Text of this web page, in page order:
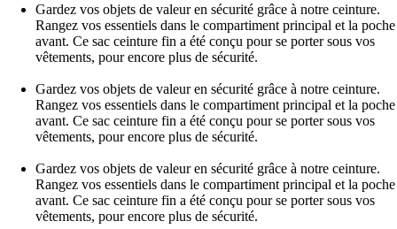
Gardez vos objets de valeur en sécurité grâce à notre ceinture.
Rangez vos essentiels dans le compartiment principal et la poche
avant. Ce sac ceinture fin a été conçu pour se porter sous vos
vêtements, pour encore plus de sécurité.
Gardez vos objets de valeur en sécurité grâce à notre ceinture.
Rangez vos essentiels dans le compartiment principal et la poche
avant. Ce sac ceinture fin a été conçu pour se porter sous vos
vêtements, pour encore plus de sécurité.
Gardez vos objets de valeur en sécurité grâce à notre ceinture.
Rangez vos essentiels dans le compartiment principal et la poche
avant. Ce sac ceinture fin a été conçu pour se porter sous vos
vêtements, pour encore plus de sécurité.